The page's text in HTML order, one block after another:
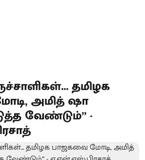
தமிழக
அமித் ஷா
வேண்டும்” -